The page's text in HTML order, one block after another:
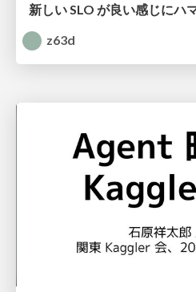
新しい SLO が良い感じにハ
z63d